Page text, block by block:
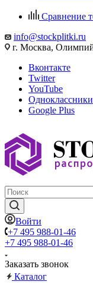
Сравнение
info@stockplitki.ru
г. Москва,
Вконтакте
Twitter
YouTube
Одноклассники
Google Plus
Войти
+7 495 988-01-46
+7 495 988-01-46
Заказать звонок
Каталог